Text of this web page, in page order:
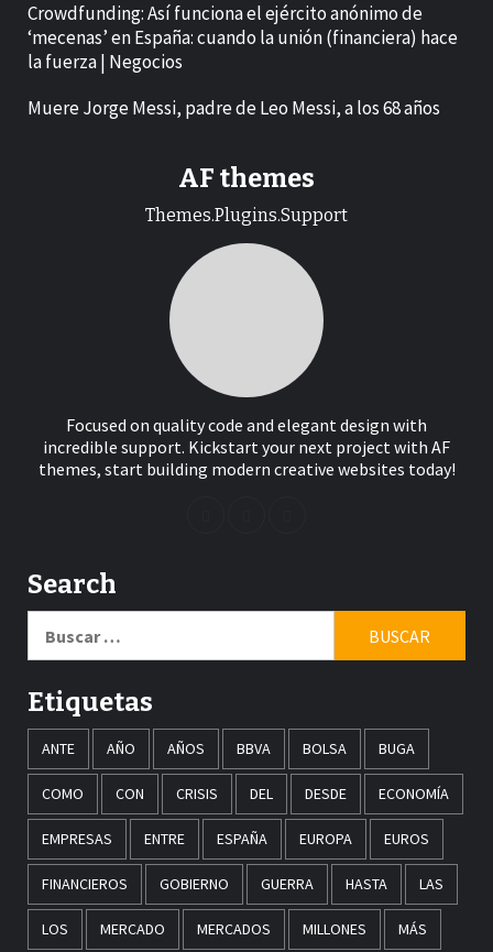
Crowdfunding: Así funciona el ejército anónimo de
‘mecenas’ en España: cuando la unión (financiera) hace
la fuerza | Negocios
Muere Jorge Messi, padre de Leo Messi, a los 68 años
AF themes
Themes.Plugins.Support
Focused on quality code and elegant design with
incredible support. Kickstart your next project with AF
themes, start building modern creative websites today!
Search
Etiquetas
ANTE AÑO AÑOS BBVA BOLSA BUGA
COMO CON CRISIS DEL DESDE ECONOMÍA
EMPRESAS ENTRE ESPAÑA EUROPA EUROS
FINANCIEROS GOBIERNO GUERRA HASTA LAS
LOS MERCADO MERCADOS MILLONES MÁS